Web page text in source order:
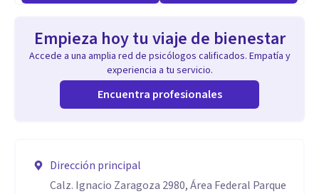
Empieza hoy tu viaje de bienestar
Accede a una amplia red de psicólogos calificados. Empatía y
experiencia a tu servicio.
Encuentra profesionales
Dirección principal
Calz. Ignacio Zaragoza 2980, Área Federal Parque